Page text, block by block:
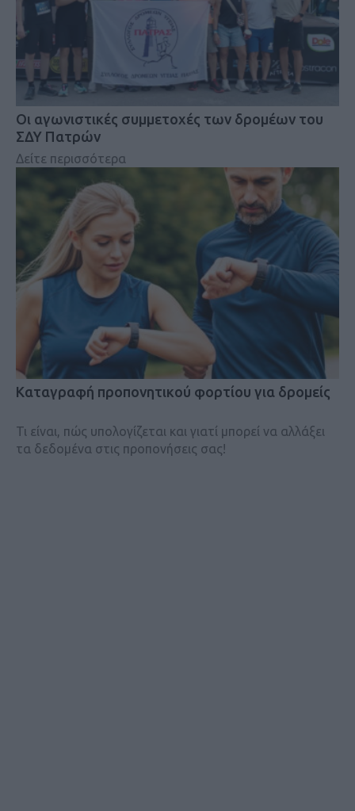
Οι αγωνιστικές συμμετοχές των δρομέων του
ΣΔΥ Πατρών
Δείτε περισσότερα
Kαταγραφή προπονητικού φορτίου για δρομείς
Τι είναι, πώς υπολογίζεται και γιατί μπορεί να αλλάξει
τα δεδομένα στις προπονήσεις σας!